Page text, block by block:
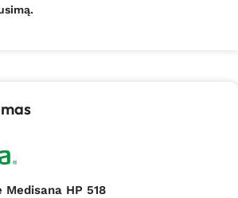
HP 518